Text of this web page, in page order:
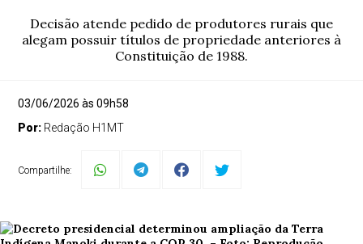
Decisão atende pedido de produtores rurais que
alegam possuir títulos de propriedade anteriores à
Constituição de 1988.
03/06/2026 às 09h58
Por: Redação H1MT
Compartilhe: